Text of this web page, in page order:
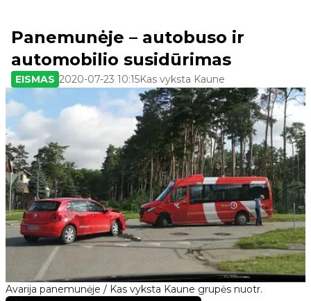
Avarija panemunėje / Kas vyksta Kaune grupės nuotr.
Panemunėje – autobuso ir
automobilio susidūrimas
EISMAS 2020-07-23 10:15Kas vyksta Kaune